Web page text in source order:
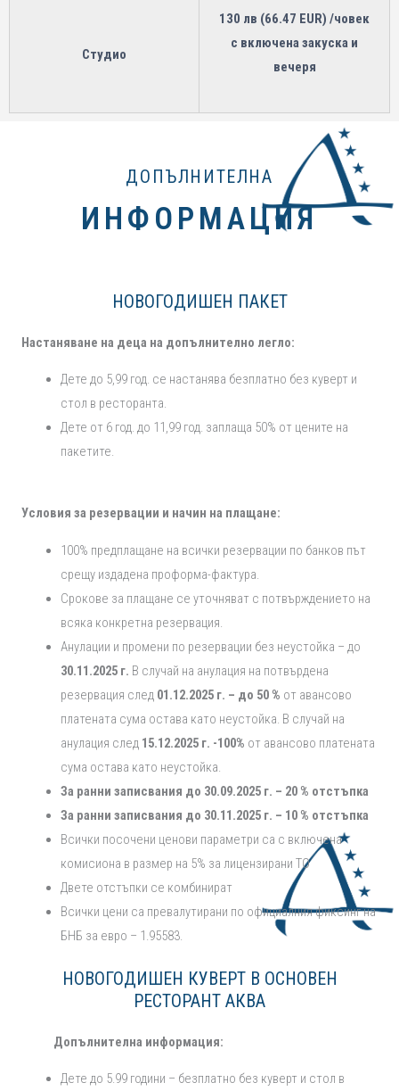
Студио
130 лв (66.47 EUR) /човек
с включена закуска и
вечеря
ДОПЪЛНИТЕЛНА
ИНФОРМАЦИЯ
НОВОГОДИШЕН ПАКЕТ
Настаняване на деца на допълнително легло:
Дете до 5,99 год. се настанява безплатно без куверт и
стол в ресторанта.
Дете от 6 год. до 11,99 год. заплаща 50% от цените на
пакетите.
Условия за резервации и начин на плащане:
100% предплащане на всички резервации по банков път
срещу издадена проформа-фактура.
Срокове за плащане се уточняват с потвърждението на
всяка конкретна резервация.
Анулации и промени по резервации без неустойка – до
30.11.2025 г. В случай на анулация на потвърдена
резервация след 01.12.2025 г. – до 50 % от авансово
платената сума остава като неустойка. В случай на
анулация след 15.12.2025 г. -100% от авансово платената
сума остава като неустойка.
За ранни записвания до 30.09.2025 г. – 20 % отстъпка
За ранни записвания до 30.11.2025 г. – 10 % отстъпка
Всички посочени ценови параметри са с включена
комисиона в размер на 5% за лицензирани ТО
Двете отстъпки се комбинират
Всички цени са превалутирани по официалния фиксинг на
БНБ за евро – 1.95583.
НОВОГОДИШЕН КУВЕРТ В ОСНОВЕН
РЕСТОРАНТ АКВА
Допълнителна информация:
Дете до 5.99 години – безплатно без куверт и стол в